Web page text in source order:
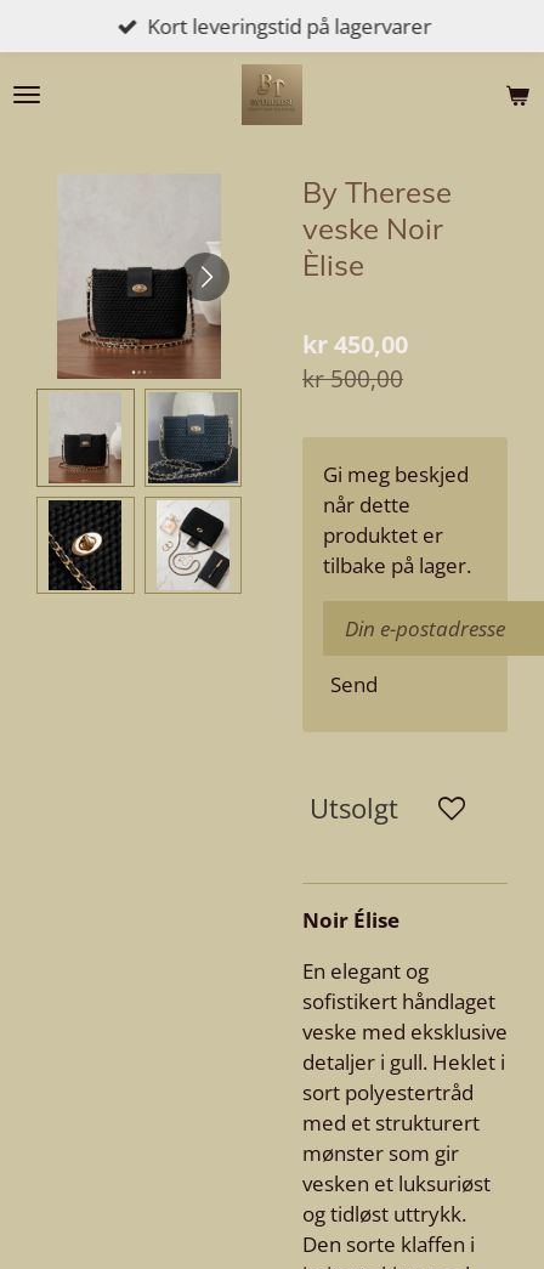
til
hovedinnhold
Kort leveringstid på lagervarer
By Therese
veske Noir
Èlise
kr 450,00
kr 500,00
Gi meg beskjed
når dette
produktet er
tilbake på lager.
Send
Utsolgt
Noir Élise
En elegant og
sofistikert håndlaget
veske med eksklusive
detaljer i gull. Heklet i
sort polyestertråd
med et strukturert
mønster som gir
vesken et luksuriøst
og tidløst uttrykk.
Den sorte klaffen i